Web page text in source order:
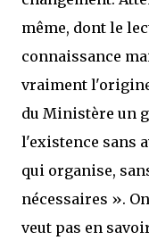
même, dont le
connaissance
vraiment
du Ministère un
l'existence sans
qui organise,
nécessaires ».
veut pas en